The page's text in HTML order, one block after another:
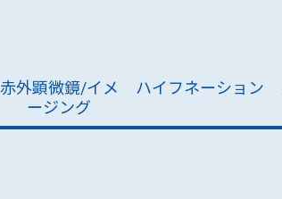
赤外顕微鏡/イメ
ージング
ハイフネーション